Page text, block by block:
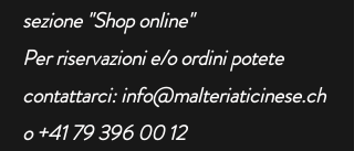
sezione "Shop online"
Per riservazioni e/o ordinipotete
contattarci:info@malteriaticinese.ch
o +41 79 396 00 12